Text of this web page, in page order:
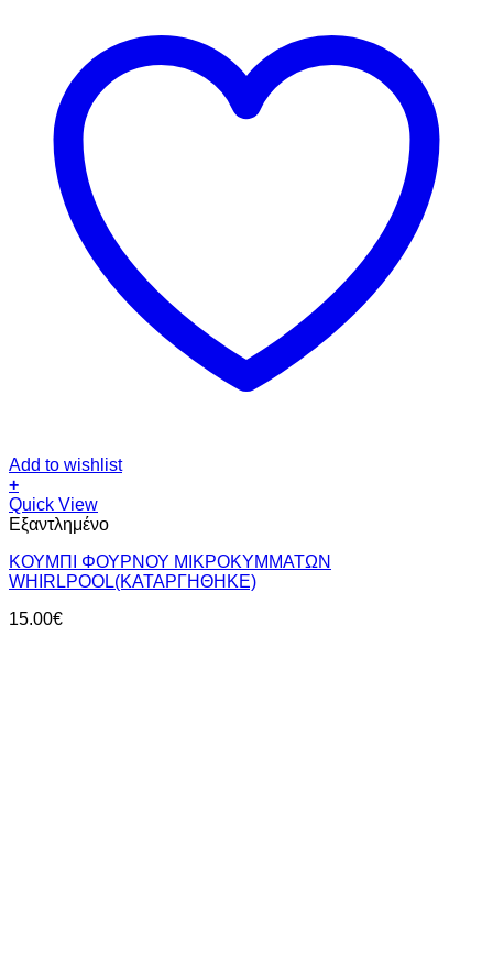
Add to wishlist
+
Quick View
Εξαντλημένο
ΚΟΥΜΠΙ ΦΟΥΡΝΟΥ ΜΙΚΡΟΚΥΜΜΑΤΩΝ
WHIRLPOOL(ΚΑΤΑΡΓΗΘΗΚΕ)
15.00€